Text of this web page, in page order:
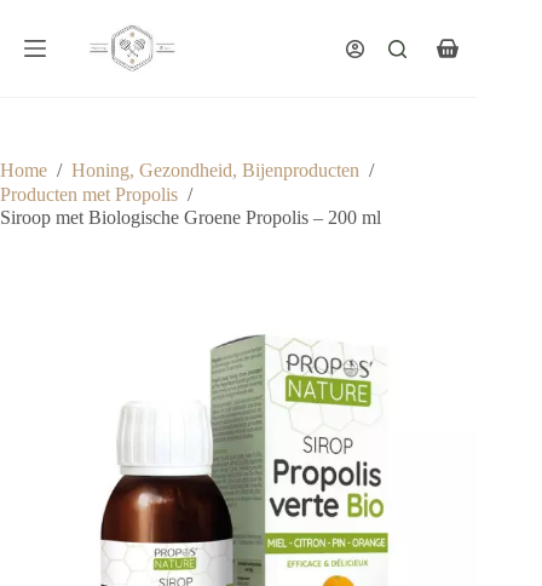
Winkelwagen
Home / Honing, Gezondheid, Bijenproducten /
Producten met Propolis /
Siroop met Biologische Groene Propolis – 200 ml